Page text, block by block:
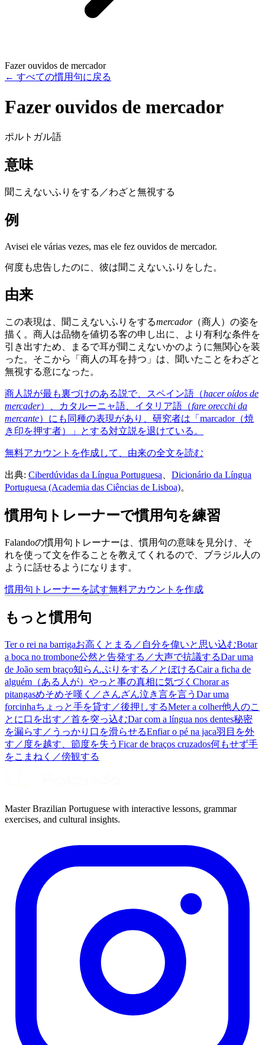
Fazer ouvidos de mercador
← すべての慣用句に戻る
Fazer ouvidos de mercador
ポルトガル語
意味
聞こえないふりをする／わざと無視する
例
Avisei ele várias vezes, mas ele fez ouvidos de mercador.
何度も忠告したのに、彼は聞こえないふりをした。
由来
この表現は、聞こえないふりをするmercador（商人）の姿を
描く。商人は品物を値切る客の申し出に、より有利な条件を
引き出すため、まるで耳が聞こえないかのように無関心を装
った。そこから「商人の耳を持つ」は、聞いたことをわざと
無視する意になった。
商人説が最も裏づけのある説で、スペイン語（hacer oídos de
mercader）、カタルーニャ語、イタリア語（fare orecchi da
mercante）にも同種の表現があり、研究者は「marcador（焼
き印を押す者）」とする対立説を退けている。
無料アカウントを作成して、由来の全文を読む
出典: Ciberdúvidas da Língua Portuguesa
Dicionário da Língua
Portuguesa (Academia das Ciências de Lisboa)。
慣用句トレーナーで慣用句を練習
Falandoの慣用句トレーナーは、慣用句の意味を見分け、そ
れを使って文を作ることを教えてくれるので、ブラジル人の
ように話せるようになります。
慣用句トレーナーを試す無料アカウントを作成
もっと慣用句
Ter o rei na barrigaお高くとまる／自分を偉いと思い込むBotar
a boca no trombone公然と告発する／大声で抗議するDar uma
de João sem braço知らんぷりをする／とぼけるCair a ficha de
alguém （ある人が）やっと事の真相に気づく Chorar as
pitangasめそめそ嘆く／さんざん泣き言を言う Dar uma
forcinhaちょっと手を貸す／後押しするMeter a colher他人のこ
とに口を出す／首を突っ込むDar com a língua nos dentes秘密
を漏らす／うっかり口を滑らせるEnfiar o pé na jaca羽目を外
す／度を越す、節度を失う Ficar de braços cruzados何もせず手
をこまねく／傍観する
Master Brazilian Portuguese with interactive lessons, grammar
exercises, and cultural insights.